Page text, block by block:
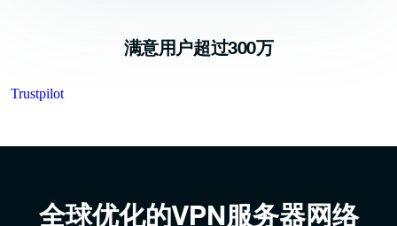
满意用户超过300万
Trustpilot
全球优化的VPN服务器网络